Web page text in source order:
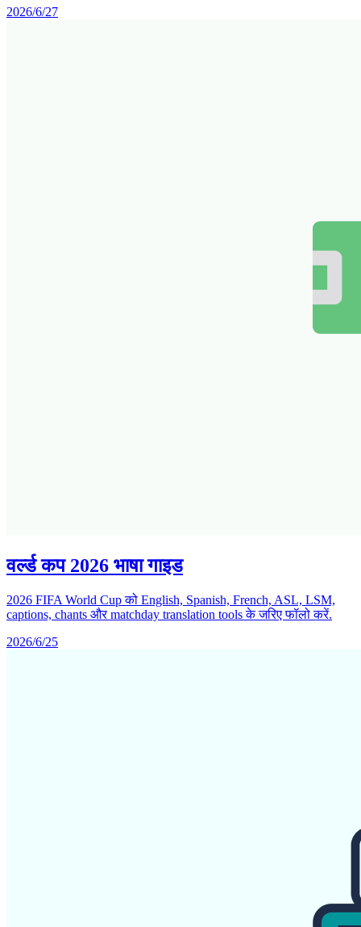
2026/6/27
वर्ल्ड कप 2026 भाषा गाइड
2026 FIFA World Cup को English, Spanish, French, ASL, LSM,
captions, chants और matchday translation tools के जरिए फॉलो करें.
2026/6/25